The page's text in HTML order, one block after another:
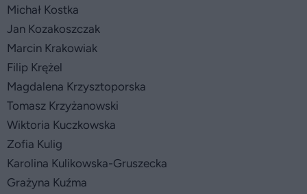
Michał Kostka
Jan Kozakoszczak
Marcin Krakowiak
Filip Krężel
Magdalena Krzysztoporska
Tomasz Krzyżanowski
Wiktoria Kuczkowska
Zofia Kulig
Karolina Kulikowska-Gruszecka
Grażyna Kuźma